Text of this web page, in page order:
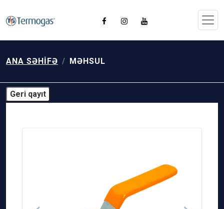
ANA SƏHIFƏ MƏHSUL
Geri qayıt